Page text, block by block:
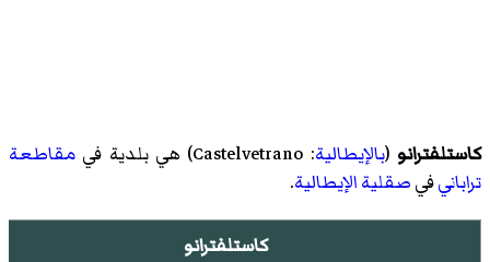
كاستلفترانو (بالإيطالية:
Castelvetrano) هي بلدية في مقاطعة
ترابانيفيصقليةالإيطالية.
كاستلفترانو